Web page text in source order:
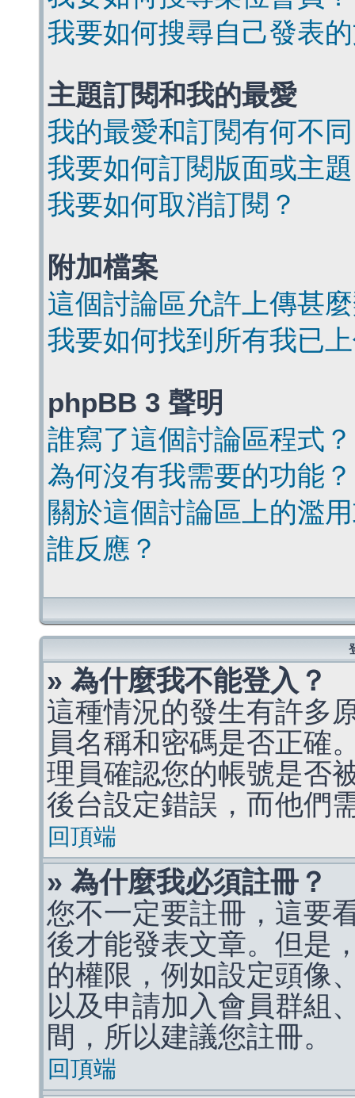
我要如何搜尋自己發表
主題訂閱和我的最愛
我的最愛和訂閱有何不
我要如何訂閱版面或主
我要如何取消訂閱？
附加檔案
這個討論區允許上傳甚
我要如何找到所有我已
phpBB 3 聲明
誰寫了這個討論區程式？
為何沒有我需要的功能？
關於這個討論區上的濫
誰反應？
» 為什麼我不能登入？
這種情況的發生有許多
員名稱和密碼是否正確
理員確認您的帳號是否
後台設定錯誤，而他們
回頂端
» 為什麼我必須註冊？
您不一定要註冊，這要
後才能發表文章。但是
的權限，例如設定頭像
以及申請加入會員群組
間，所以建議您註冊。
回頂端